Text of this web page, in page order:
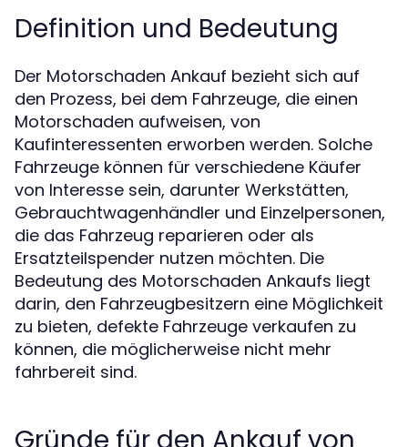
Definition und Bedeutung
Der Motorschaden Ankauf bezieht sich auf
den Prozess, bei dem Fahrzeuge, die einen
Motorschaden aufweisen, von
Kaufinteressenten erworben werden. Solche
Fahrzeuge können für verschiedene Käufer
von Interesse sein, darunter Werkstätten,
Gebrauchtwagenhändler und Einzelpersonen,
die das Fahrzeug reparieren oder als
Ersatzteilspender nutzen möchten. Die
Bedeutung des Motorschaden Ankaufs liegt
darin, den Fahrzeugbesitzern eine Möglichkeit
zu bieten, defekte Fahrzeuge verkaufen zu
können, die möglicherweise nicht mehr
fahrbereit sind.